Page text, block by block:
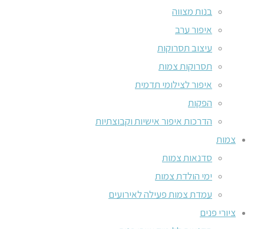
בנות מצווה
איפור ערב
עיצוב תסרוקות
תסרוקות צמות
איפור לצילומי תדמית
הפקות
הדרכות איפור אישיות וקבוצתיות
צמות
סדנאות צמות
ימי הולדת צמות
עמדת צמות פעילה לאירועים
ציורי פנים